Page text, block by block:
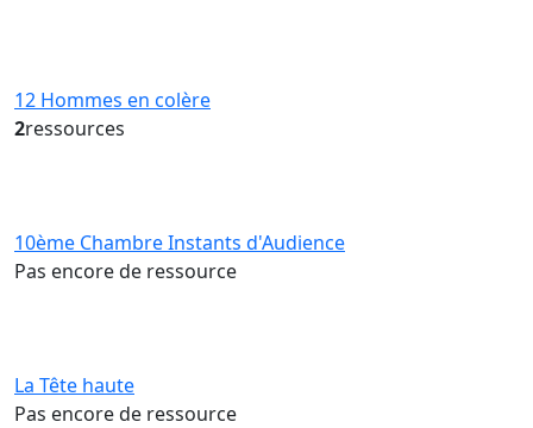
12 Hommes en colère
2ressources
10ème Chambre Instants d'Audience
Pas encore de ressource
La Tête haute
Pas encore de ressource